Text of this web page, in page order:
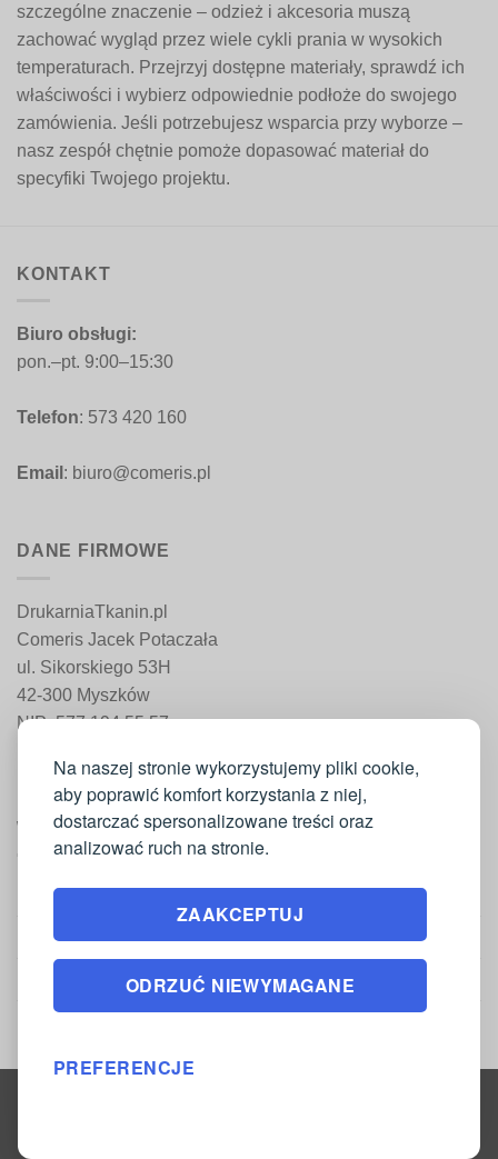
Na naszej stronie wykorzystujemy pliki cookie,
aby poprawić komfort korzystania z niej,
dostarczać spersonalizowane treści oraz
analizować ruch na stronie.
ZAAKCEPTUJ
ODRZUĆ NIEWYMAGANE
PREFERENCJE
szczególne znaczenie – odzież i akcesoria muszą
zachować wygląd przez wiele cykli prania w wysokich
temperaturach. Przejrzyj dostępne materiały, sprawdź ich
właściwości i wybierz odpowiednie podłoże do swojego
zamówienia. Jeśli potrzebujesz wsparcia przy wyborze –
nasz zespół chętnie pomoże dopasować materiał do
specyfiki Twojego projektu.
KONTAKT
Biuro obsługi:
pon.–pt. 9:00–15:30
Telefon: 573 420 160
Email : biuro@comeris.pl
DANE FIRMOWE
DrukarniaTkanin.pl
Comeris Jacek Potaczała
ul. Sikorskiego 53H
42-300 Myszków
NIP: 577 194 55 57
WAŻNE INFORMACJE
Moje konto
Regulamin
Polityka zwrotów